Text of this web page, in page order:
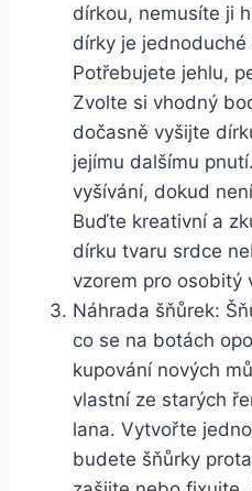
dírkou, ​nemusíte ji
⁤dírky je jednoduché
Potřebujete jehlu,
Zvolte si‌ vhodný
dočasně vyšijte
jejímu dalšímu
vyšívání, ⁤dokud
Buďte kreativní a
dírku tvaru srdce
vzorem pro osobitý
Náhrada šňůrek:
co se na botách
kupování nových
vlastní ze starých
lana. ⁣Vytvořte
budete šňůrky